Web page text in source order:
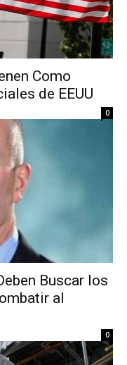
Como
de EEUU
0
Buscar los
al
0